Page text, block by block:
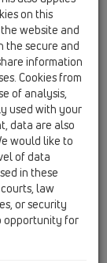
2
мм
on this
website and
the secure and
information
Cookies from
of analysis,
used with your
data are also
would like to
of data
in these
law
or security
opportunity for